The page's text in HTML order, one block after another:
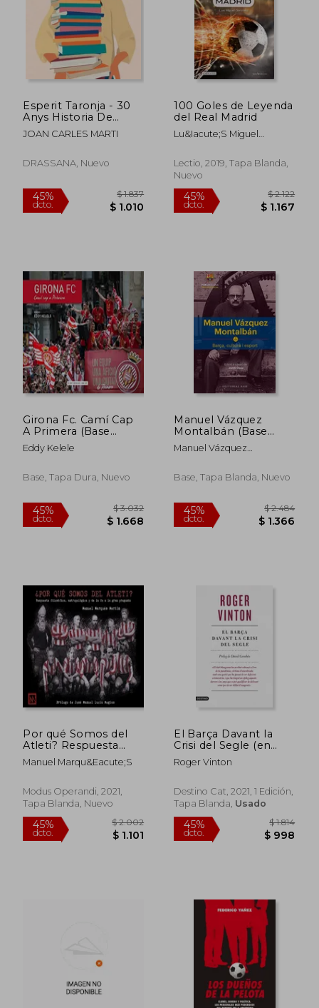
dcto. $ 697 dcto.
45%
dcto.
$ 2.305
$ 1.268
45%
dcto.
Esperit Taronja - 30
Anys Historia De
Valencia Bas
JOAN CARLES MARTI
DRASSANA, Nuevo
100 Goles de Leyenda
del Real Madrid
Lu&Iacute;S Miguel
L&Oacute;Pez
Lectio, 2019, Tapa Blanda,
Nuevo
45%
dcto.
Girona Fc. Camí Cap
A Primera (Base
Esport)
Eddy Kelele
Base, Tapa Dura, Nuevo
Manuel Vázquez
Montalbán (Base
Històrica)
Manuel Vázquez
Base, Tapa Blanda, Nuevo
Por qué Somos del
Atleti? Respuesta
Filosófica,
Antropológica y de la
Manuel Marqu&Eacute;S
Modus Operandi, 2021,
Tapa Blanda, Nuevo
El Barça Davant la
Crisi del Segle (en
Catalán)
Roger Vinton
Destino Cat, 2021, 1 Edición,
Tapa Blanda, Usado